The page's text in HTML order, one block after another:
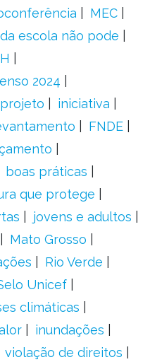
MEC
escola não pode
2024
projeto
iniciativa
FNDE
boas práticas
que protege
jovens e adultos
Mato Grosso
Rio Verde
Unicef
climáticas
inundações
violação de direitos